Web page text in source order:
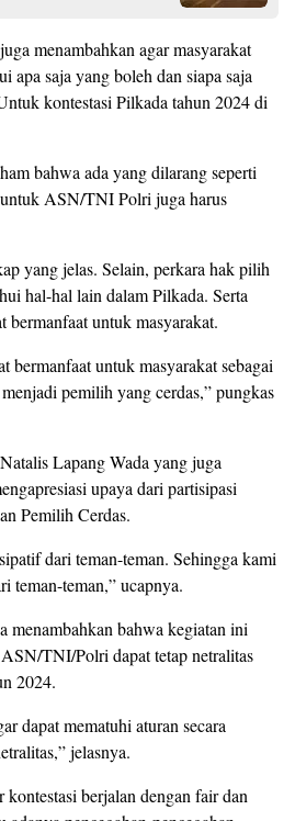
menambahkan agar masyarakat
apa saja yang boleh dan siapa saja
kontestasi Pilkada tahun 2024 di
bahwa ada yang dilarang seperti
ASN/TNI Polri juga harus
yang jelas. Selain, perkara hak pilih
hal-hal lain dalam Pilkada. Serta
bermanfaat untuk masyarakat.
bermanfaat untuk masyarakat sebagai
pemilih yang cerdas,” pungkas
Lapang Wada yang juga
upaya dari partisipasi
Pemilih Cerdas.
dari teman-teman. Sehingga kami
teman-teman,” ucapnya.
menambahkan bahwa kegiatan ini
TNI/Polri dapat tetap netralitas
2024.
dapat mematuhi aturan secara
jelasnya.
kontestasi berjalan dengan fair dan